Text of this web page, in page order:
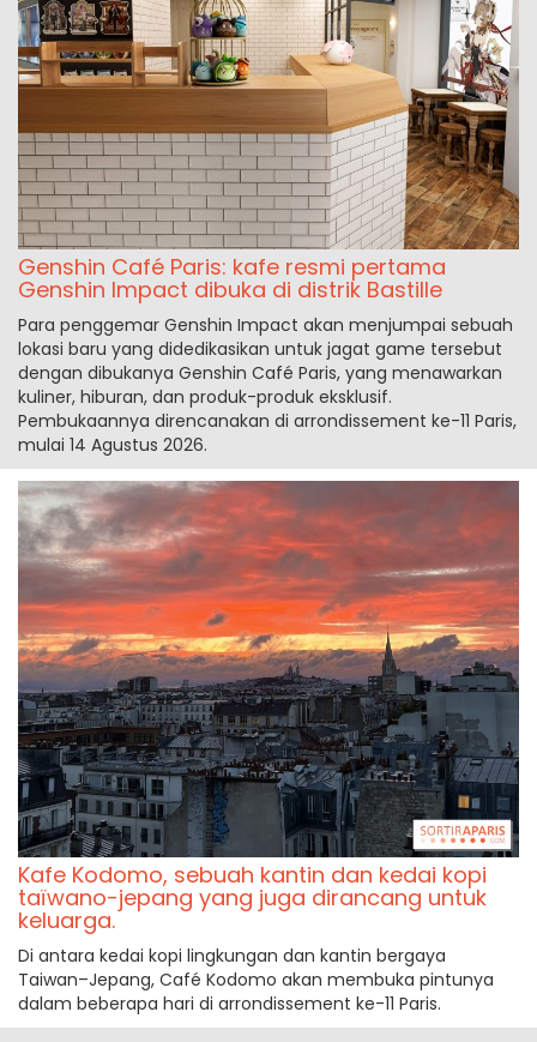
Genshin Café Paris: kafe resmi pertama
Genshin Impact dibuka di distrik Bastille
Para penggemar Genshin Impact akan menjumpai sebuah
lokasi baru yang didedikasikan untuk jagat game tersebut
dengan dibukanya Genshin Café Paris, yang menawarkan
kuliner, hiburan, dan produk-produk eksklusif.
Pembukaannya direncanakan di arrondissement ke-11 Paris,
mulai 14 Agustus 2026.
Kafe Kodomo, sebuah kantin dan kedai kopi
taïwano-jepang yang juga dirancang untuk
keluarga.
Di antara kedai kopi lingkungan dan kantin bergaya
Taiwan–Jepang, Café Kodomo akan membuka pintunya
dalam beberapa hari di arrondissement ke-11 Paris.